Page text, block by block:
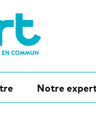
Notre